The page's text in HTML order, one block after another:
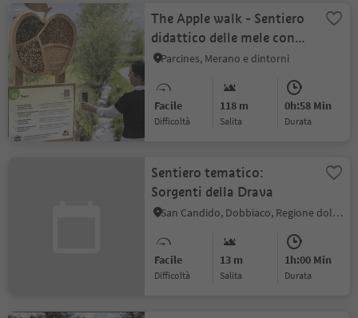
The Apple walk - Sentiero
didattico delle mele con
quiz
Parcines, Merano e dintorni
Facile
Difficoltà
118 m
Salita
0h:58 Min
durata
Sentiero tematico:
Sorgenti della Drava
San Candido, Dobbiaco, Regione dolomitica 3 Cime
Facile
Difficoltà
13 m
Salita
1h:00 Min
durata